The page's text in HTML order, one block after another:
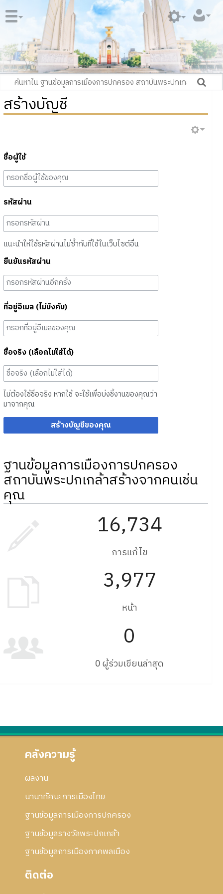
สร้างบัญชี
ชื่อผู้ใช้
รหัสผ่าน
แนะนำให้ใช้รหัสผ่านไม่ซ้ำกับที่ใช้ในเว็บไซต์อื่น
ยืนยันรหัสผ่าน
ที่อยู่อีเมล (ไม่บังคับ)
ชื่อจริง (เลือกไม่ใส่ได้)
ไม่ต้องใช้ชื่อจริง หากใช้ จะใช้เพื่อบ่งชี้งานของคุณว่า
มาจากคุณ
สร้างบัญชีของคุณ
ฐานข้อมูลการเมืองการปกครอง
สถาบันพระปกเกล้าสร้างจากคนเช่น
คุณ
16,734
การแก้ไข
3,977
หน้า
0
0 ผู้ร่วมเขียนล่าสุด
คลังความรู้
ผลงาน
นานาทัศนะการเมืองไทย
ฐานข้อมูลการเมืองการปกครอง
ฐานข้อมูลรางวัลพระปกเกล้า
ฐานข้อมูลการเมืองภาคพลเมือง
ติดต่อ